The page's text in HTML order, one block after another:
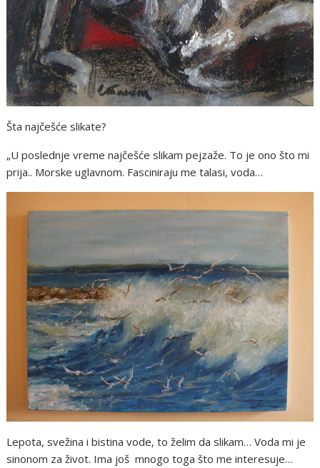
Šta najčešće slikate?
„U poslednje vreme najčešće slikam pejzaže. To je ono što mi
prija.. Morske uglavnom. Fasciniraju me talasi, voda…
Lepota, svežina i bistina vode, to želim da slikam… Voda mi je
sinonom za život. Ima još mnogo toga što me interesuje…